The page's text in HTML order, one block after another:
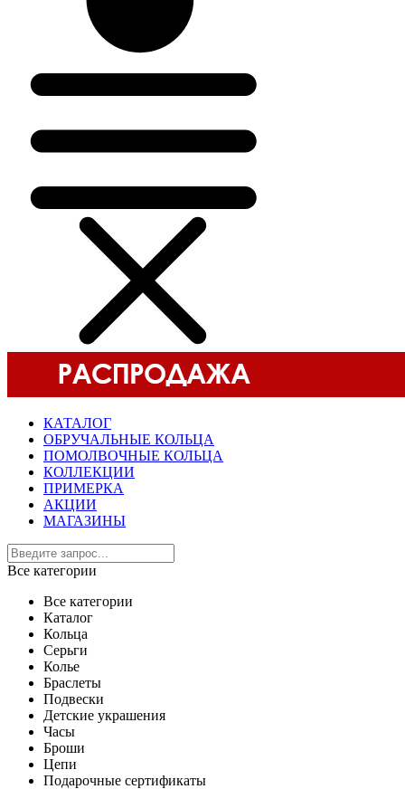
КАТАЛОГ
ОБРУЧАЛЬНЫЕ КОЛЬЦА
ПОМОЛВОЧНЫЕ КОЛЬЦА
КОЛЛЕКЦИИ
ПРИМЕРКА
АКЦИИ
МАГАЗИНЫ
Все категории
Все категории
Каталог
Кольца
Серьги
Колье
Браслеты
Подвески
Детские украшения
Часы
Броши
Цепи
Подарочные сертификаты